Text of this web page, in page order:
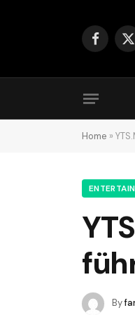
X
Home »
By